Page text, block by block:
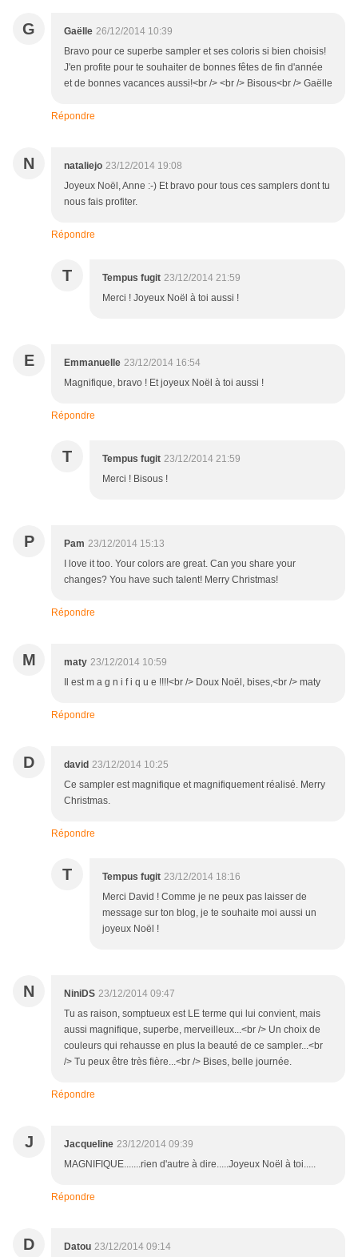
G Gaëlle 26/12/2014 10:39
Bravo pour ce superbe sampler et ses coloris si bien choisis!
J'en profite pour te souhaiter de bonnes fêtes de fin d'année
et de bonnes vacances aussi!<br /> <br /> Bisous<br /> Gaëlle
Répondre
N nataliejo 23/12/2014 19:08
Joyeux Noël, Anne :-) Et bravo pour tous ces samplers dont tu
nous fais profiter.
Répondre
T Tempus fugit 23/12/2014 21:59
Merci ! Joyeux Noël à toi aussi !
E Emmanuelle 23/12/2014 16:54
Magnifique, bravo ! Et joyeux Noël à toi aussi !
Répondre
T Tempus fugit 23/12/2014 21:59
Merci ! Bisous !
P Pam 23/12/2014 15:13
I love it too. Your colors are great. Can you share your
changes? You have such talent! Merry Christmas!
Répondre
M maty 23/12/2014 10:59
Il est m a g n i f i q u e !!!!<br /> Doux Noël, bises,<br /> maty
Répondre
D david 23/12/2014 10:25
Ce sampler est magnifique et magnifiquement réalisé. Merry
Christmas.
Répondre
T Tempus fugit 23/12/2014 18:16
Merci David ! Comme je ne peux pas laisser de
message sur ton blog, je te souhaite moi aussi un
joyeux Noël !
N NiniDS 23/12/2014 09:47
Tu as raison, somptueux est LE terme qui lui convient, mais
aussi magnifique, superbe, merveilleux...<br /> Un choix de
couleurs qui rehausse en plus la beauté de ce sampler...<br
/> Tu peux être très fière...<br /> Bises, belle journée.
Répondre
J Jacqueline 23/12/2014 09:39
MAGNIFIQUE.......rien d'autre à dire.....Joyeux Noël à toi.....
Répondre
D Datou 23/12/2014 09:14